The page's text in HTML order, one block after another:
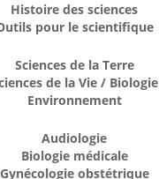
Histoire des sciences
pour le scientifique
Sciences de la Terre
de la Vie / Biologie
Environnement
Audiologie
Biologie médicale
Gynécologie obstétrique